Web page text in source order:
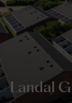
Landal